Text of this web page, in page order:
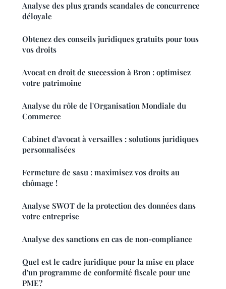
Analyse des plus grands scandales de concurrence
déloyale
Obtenez des conseils juridiques gratuits pour tous
vos droits
Avocat en droit de succession à Bron : optimisez
votre patrimoine
Analyse du rôle de l'Organisation Mondiale du
Commerce
Cabinet d'avocat à versailles : solutions juridiques
personnalisées
Fermeture de sasu : maximisez vos droits au
chômage !
Analyse SWOT de la protection des données dans
votre entreprise
Analyse des sanctions en cas de non-compliance
Quel est le cadre juridique pour la mise en place
d'un programme de conformité fiscale pour une
PME?